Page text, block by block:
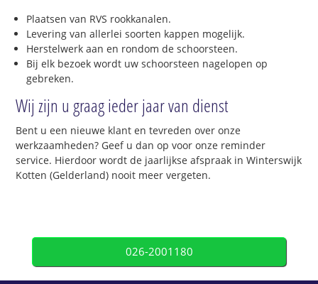
Plaatsen van RVS rookkanalen.
Levering van allerlei soorten kappen mogelijk.
Herstelwerk aan en rondom de schoorsteen.
Bij elk bezoek wordt uw schoorsteen nagelopen op
gebreken.
Wij zijn u graag ieder jaar van dienst
Bent u een nieuwe klant en tevreden over onze
werkzaamheden? Geef u dan op voor onze reminder
service. Hierdoor wordt de jaarlijkse afspraak in Winterswijk
Kotten (Gelderland) nooit meer vergeten.
026-2001180